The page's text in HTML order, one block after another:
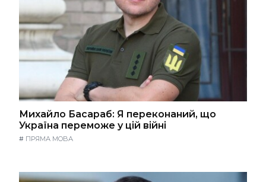
Михайло Басараб: Я переконаний, що
Україна переможе у цій війні
# ПРЯМА МОВА